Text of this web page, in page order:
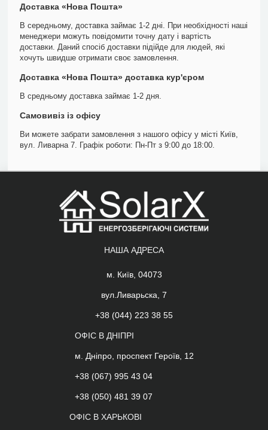
Доставка «Нова Пошта»
В середньому, доставка займає 1-2 дні. При необхідності наші
менеджери можуть повідомити точну дату і вартість
доставки. Даний спосіб доставки підійде для людей, які
хочуть швидше отримати своє замовлення.
Доставка «Нова Пошта» доставка кур'єром
В средньому доставка займає 1-2 дня.
Самовивіз із офісу
Ви можете забрати замовлення з нашого офісу у місті Київ,
вул. Ливарна 7. Графік роботи: Пн-Пт з 9:00 до 18:00.
НАША АДРЕСА
м. Київ, 04073
вул.Ливарьска, 7
+38 (044) 223 38 55
ОФІС В ДНІПРІ
м. Дніпро, проспект Героїв, 12
+38 (067) 995 43 04
+38 (050) 481 39 07
ОФІС В ХАРЬКОВІ